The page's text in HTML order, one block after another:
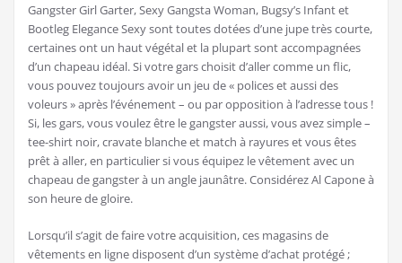
Gangster Girl Garter, Sexy Gangsta Woman, Bugsy’s Infant et
Bootleg Elegance Sexy sont toutes dotées d’une jupe très courte,
certaines ont un haut végétal et la plupart sont accompagnées
d’un chapeau idéal. Si votre gars choisit d’aller comme un flic,
vous pouvez toujours avoir un jeu de « polices et aussi des
voleurs » après l’événement – ou par opposition à l’adresse tous !
Si, les gars, vous voulez être le gangster aussi, vous avez simple –
tee-shirt noir, cravate blanche et match à rayures et vous êtes
prêt à aller, en particulier si vous équipez le vêtement avec un
chapeau de gangster à un angle jaunâtre. Considérez Al Capone à
son heure de gloire.
Lorsqu’il s’agit de faire votre acquisition, ces magasins de
vêtements en ligne disposent d’un système d’achat protégé ;